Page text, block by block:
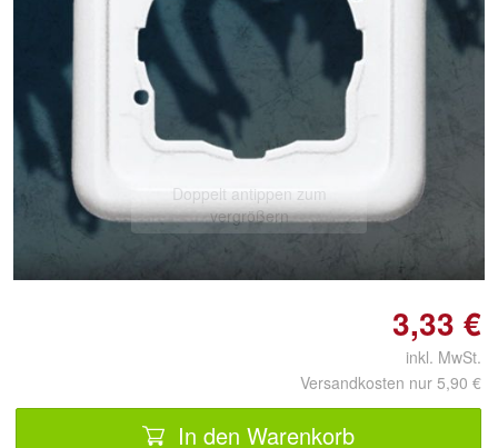
Doppelt antippen zum
vergrößern
3,33 €
inkl. MwSt.
Versandkosten nur 5,90 €
In den Warenkorb